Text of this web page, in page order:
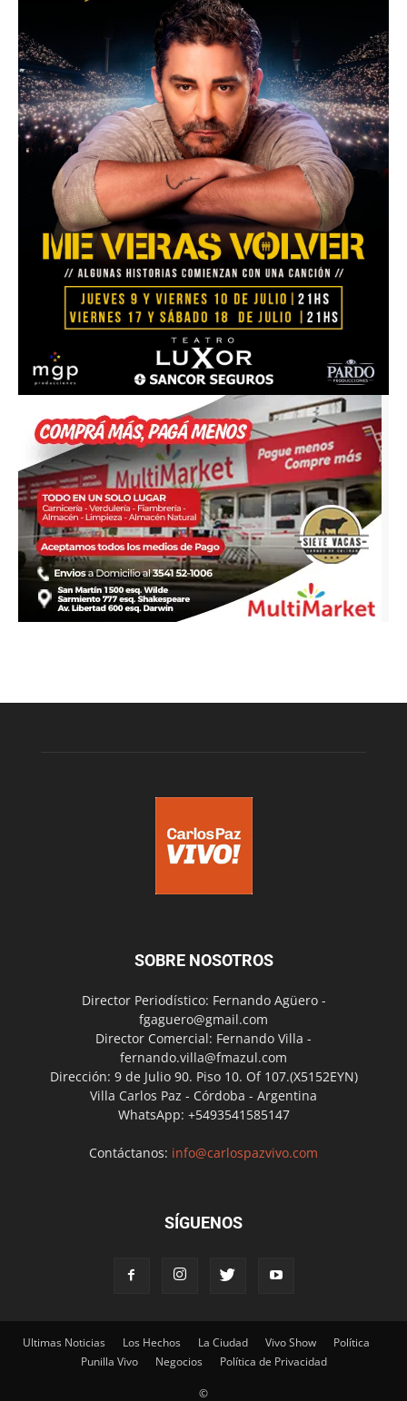
SOBRE NOSOTROS
Director Periodístico: Fernando Agüero -
fgaguero@gmail.com
Director Comercial: Fernando Villa -
fernando.villa@fmazul.com
Dirección: 9 de Julio 90. Piso 10. Of 107.(X5152EYN)
Villa Carlos Paz - Córdoba - Argentina
WhatsApp: +5493541585147
Contáctanos: info@carlospazvivo.com
SÍGUENOS
Ultimas Noticias Los Hechos La Ciudad Vivo Show
Política
Punilla Vivo
Negocios Política de Privacidad
©